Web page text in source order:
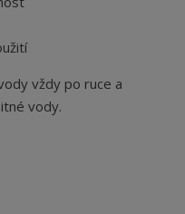
vždy po ruce a
vody.